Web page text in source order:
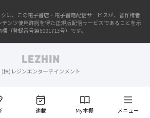
連載 My本棚 メニュー
は、この電子書店・電子書籍配信サービスが、著作権者
テンツ使用許諾を得た正規版配信サービスであることを示
（登録番号第6091713号）です。
(株)レジンエンターテインメント